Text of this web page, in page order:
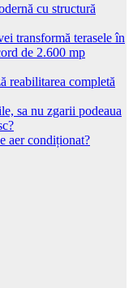
cu structură
transformă terasele în
de 2.600 mp
reabilitarea completă
sa nu zgarii podeaua
aer condiționat?